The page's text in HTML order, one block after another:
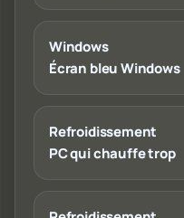
Windows
Écran bleu Windows
Refroidissement
PC qui chauffe trop